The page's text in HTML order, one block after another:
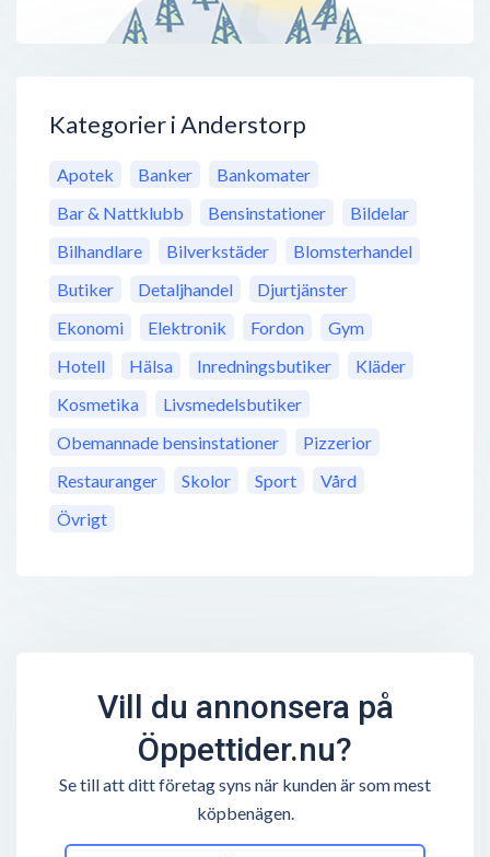
Kategorier i Anderstorp
Apotek Banker
Bankomater
Bar & Nattklubb
Bensinstationer
Bildelar
Bilhandlare
Bilverkstäder
Blomsterhandel
Butiker
Detaljhandel
Djurtjänster
Ekonomi
Elektronik Fordon
Gym
Hotell
Hälsa Inredningsbutiker
Kläder
Kosmetika
Livsmedelsbutiker
Obemannade bensinstationer
Pizzerior
Restauranger
Skolor Sport
Vård
Övrigt
Vill du annonsera på
Öppettider.nu?
Se till att ditt företag syns när kunden är som mest
köpbenägen.